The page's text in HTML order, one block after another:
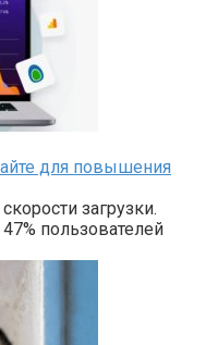
для повышения
загрузки.
пользователей